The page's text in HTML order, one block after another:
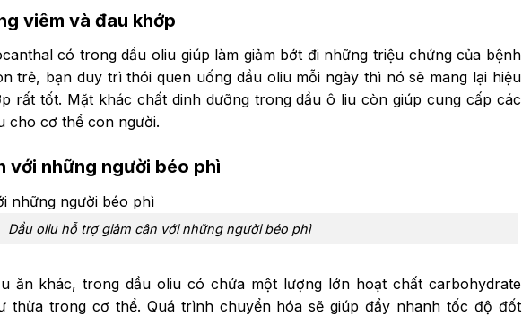
viêm và đau khớp
có trong dầu oliu giúp làm giảm bớt đi những triệu chứng của bệnh
trẻ, bạn duy trì thói quen uống dầu oliu mỗi ngày thì nó sẽ mang lại hiệu
rất tốt. Mặt khác chất dinh dưỡng trong dầu ô liu còn giúp cung cấp các
cho cơ thể con người.
với những người béo phì
Dầu oliu hỗ trợ giảm cân với những người béo phì
ăn khác, trong dầu oliu có chứa một lượng lớn hoạt chất carbohydrate
thừa trong cơ thể. Quá trình chuyển hóa sẽ giúp đẩy nhanh tốc độ đốt